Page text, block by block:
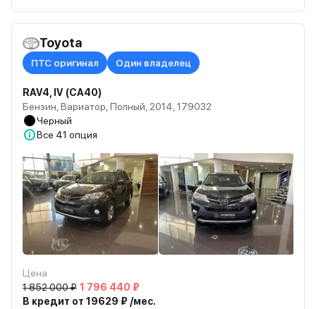
Toyota
ПТС оригинал Один владелец
RAV4, IV (CA40)
Бензин, Вариатор, Полный, 2014, 179032
Черный
Все 41 опция
Цена
1 852 000 ₽ 1 796 440 ₽
В кредит от 19629 ₽ /мес.